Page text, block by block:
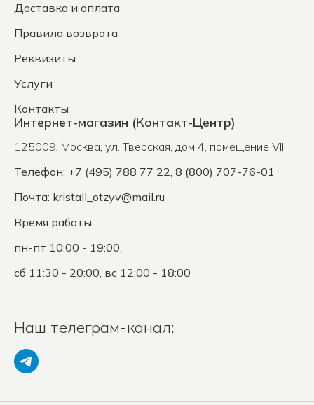
Доставка и оплата
Правила возврата
Реквизиты
Услуги
Контакты
Интернет-магазин (Контакт-Центр)
125009, Москва, ул. Тверская, дом 4, помещение VII
Телефон: +7 (495) 788 77 22, 8 (800) 707-76-01
Почта: kristall_otzyv@mail.ru
Время работы:
пн-пт 10:00 - 19:00,
сб 11:30 - 20:00, вс 12:00 - 18:00
Наш телеграм-канал: